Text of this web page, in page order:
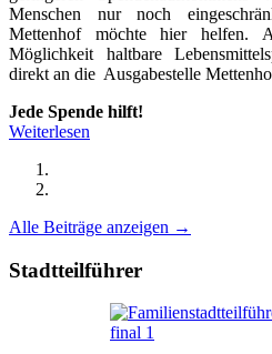
Menschen nur noch
Mettenhof möchte hier helfen.
Möglichkeit haltbare
direkt an die Ausgabestelle
Jede Spende hilft!
Weiterlesen
Alle Beiträge anzeigen →
Stadtteilführer